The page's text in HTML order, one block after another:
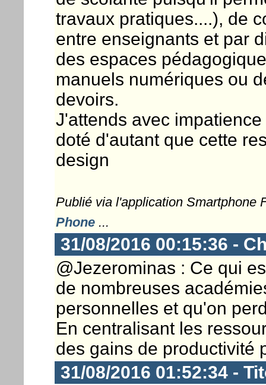
travaux pratiques....), de
entre enseignants et par
des espaces
manuels numériques ou
devoirs.
J'attends avec
doté d'autant que cette
design
Publié via l'application Smartphone
Phone...
31/08/2016 00:15:36 -
@Jezerominas : Ce qui
de nombreuses
personnelles et qu'on
En centralisant les
des gains de productivité
31/08/2016 01:52:34 -